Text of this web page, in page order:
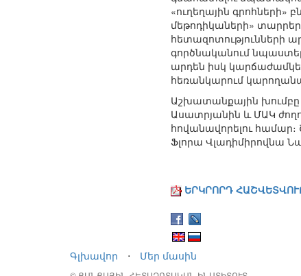
«ուղեղային գրոհների»
մեթոդիկաների»
հետազոտությունների
գործնականում
արդեն իսկ
հեռանկարում
Աշխատանքային
Ասատրյանին և ՄԱԿ
հովանավորելու
Ֆլորա Վլադիմիրովնա
ԵՐԿՐՈՐԴ
Գլխավոր ⋅ Մեր մասին